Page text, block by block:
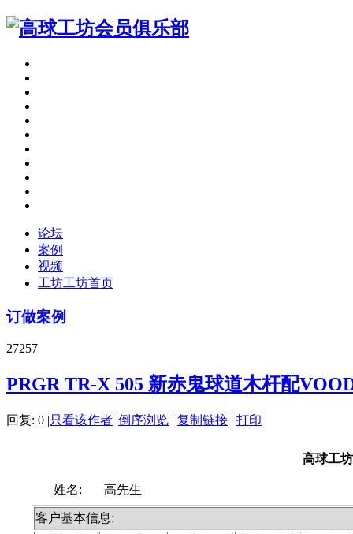
论坛
案例
视频
工坊工坊首页
订做案例
27257
PRGR TR-X 505 新赤鬼球道木杆配
回复: 0 |只看该作者 |倒序浏览 | 复制链接 | 打印
高球工
姓名: 高先生
客户基本信息: